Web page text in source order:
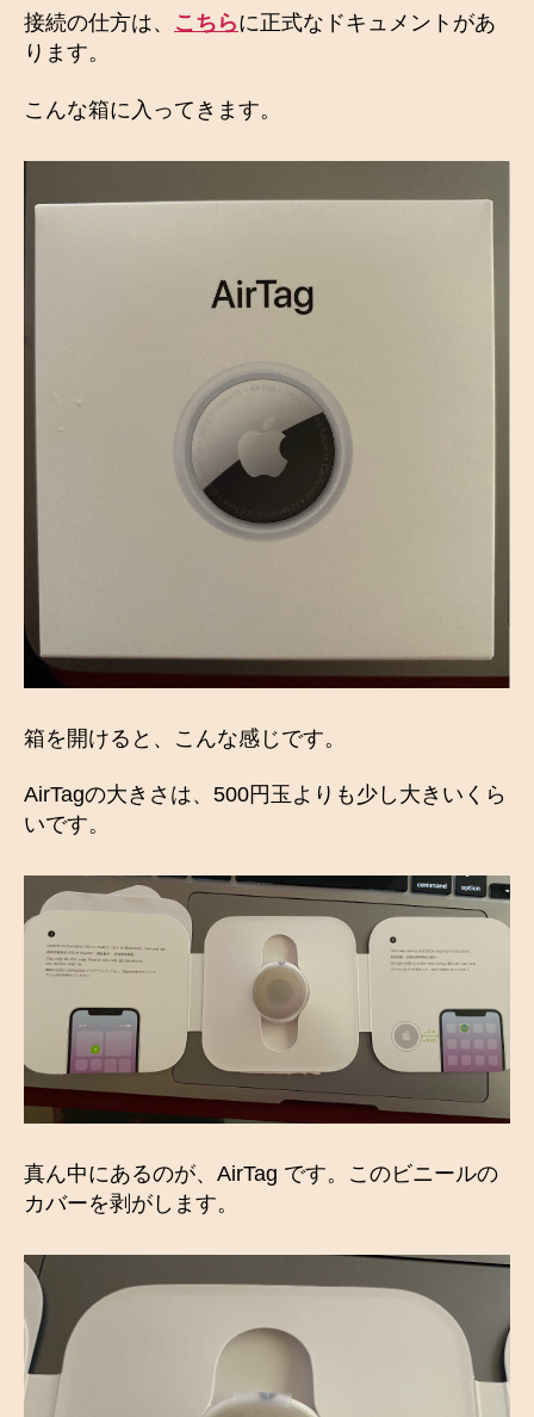
接続の仕方は、 こちらに正式なドキュメントがあ
ります。
こんな箱に入ってきます。
箱を開けると、こんな感じです。
AirTagの大きさは、500円玉よりも少し大きいくら
いです。
真ん中にあるのが、AirTag です。このビニールの
カバーを剥がします。